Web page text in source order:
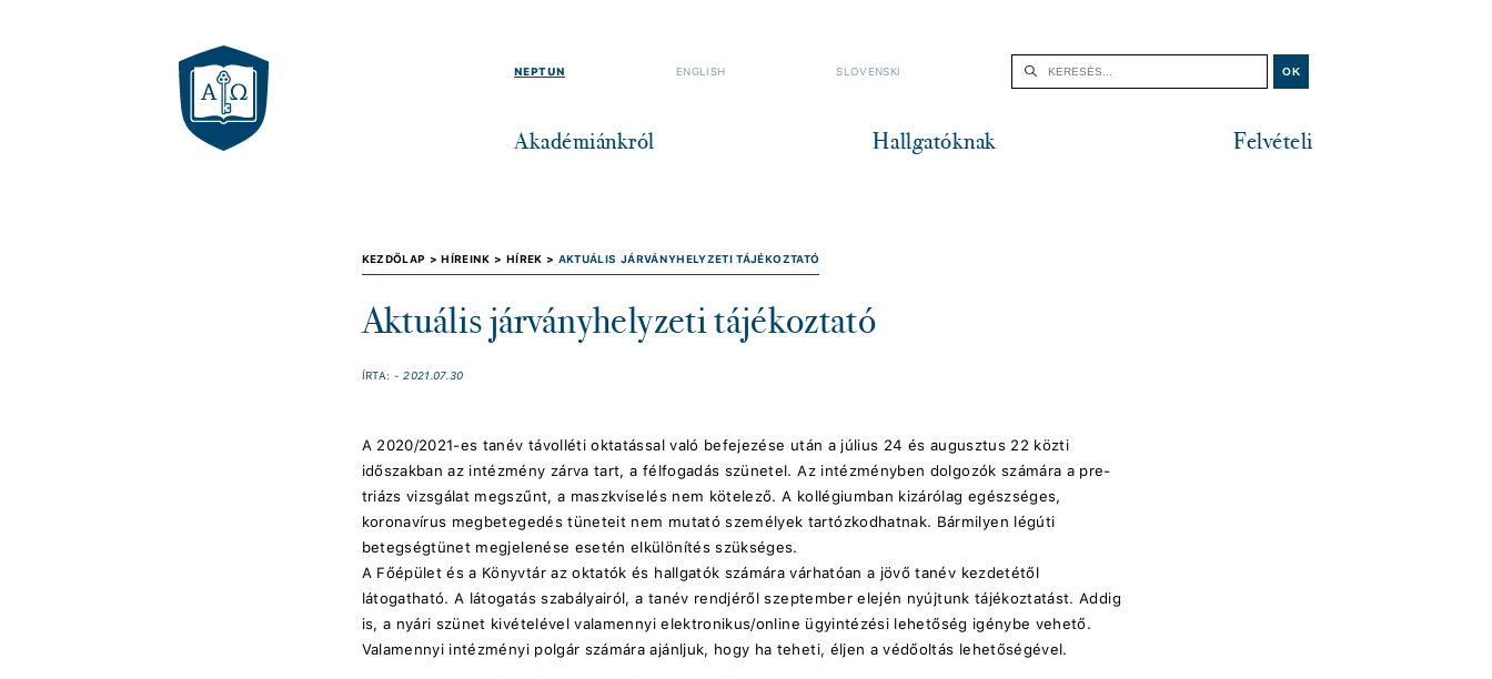
NEPTUN ENGLISH SLOVENSKI
Akadémiánkról Hallgatóknak Felvételi
KEZDŐLAP > HÍREINK > HÍREK > AKTUÁLIS JÁRVÁNYHELYZETI TÁJÉKOZTATÓ
Aktuális járványhelyzeti tájékoztató
ÍRTA: - 2021.07.30
A 2020/2021-es tanév távolléti oktatással való befejezése után a július 24 és augusztus 22 közti
időszakban az intézmény zárva tart, a félfogadás szünetel. Az intézményben dolgozók számára a pre-
triázs vizsgálat megszűnt, a maszkviselés nem kötelező. A kollégiumban kizárólag egészséges,
koronavírus megbetegedés tüneteit nem mutató személyek tartózkodhatnak. Bármilyen légúti
betegségtünet megjelenése esetén elkülönítés szükséges.
A Főépület és a Könyvtár az oktatók és hallgatók számára várhatóan a jövő tanév kezdetétől
látogatható. A látogatás szabályairól, a tanév rendjéről szeptember elején nyújtunk tájékoztatást. Addig
is, a nyári szünet kivételével valamennyi elektronikus/online ügyintézési lehetőség igénybe vehető.
Valamennyi intézményi polgár számára ajánljuk, hogy ha teheti, éljen a védőoltás lehetőségével.